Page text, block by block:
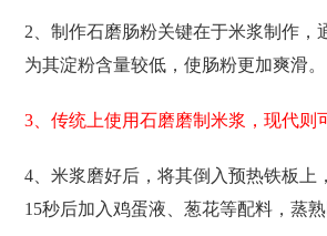
2、制作石磨肠粉关键在于米浆制作，
为其淀粉含量较低，使肠粉更加爽滑。
3、传统上使用石磨磨制米浆，现代则
4、米浆磨好后，将其倒入预热铁板上
15秒后加入鸡蛋液、葱花等配料，蒸熟